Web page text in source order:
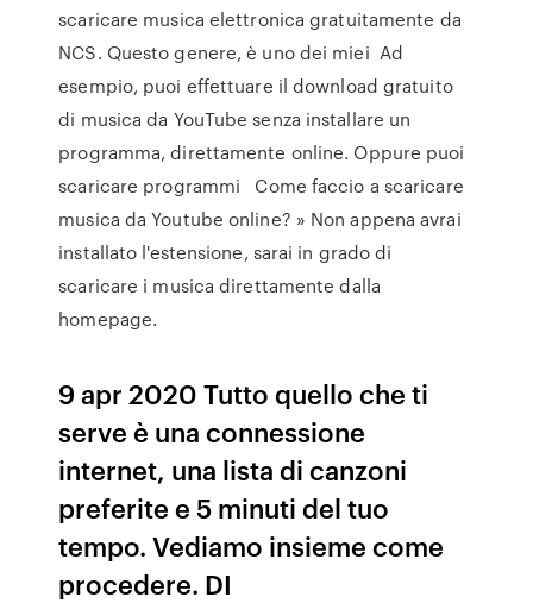
scaricare musica elettronica gratuitamente da
NCS. Questo genere, è uno dei miei Ad
esempio, puoi effettuare il download gratuito
di musica da YouTube senza installare un
programma, direttamente online. Oppure puoi
scaricare programmi Come faccio a scaricare
musica da Youtube online? » Non appena avrai
installato l'estensione, sarai in grado di
scaricare i musica direttamente dalla
homepage.
9 apr 2020 Tutto quello che ti
serve è una connessione
internet, una lista di canzoni
preferite e 5 minuti del tuo
tempo. Vediamo insieme come
procedere. DI